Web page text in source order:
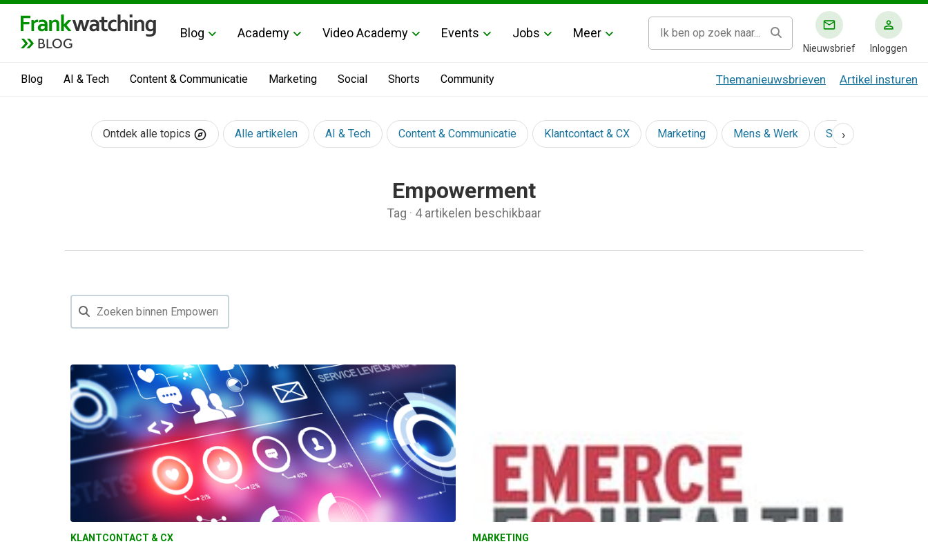
BLOG
Blog Academy Video Academy Events Jobs Meer
Nieuwsbrief Inloggen
Blog AI & Tech Content & Communicatie Marketing Social Shorts Community Themanieuwsbrieven Artikel insturen
Ontdek alle topics Alle artikelen AI & Tech Content & Communicatie Klantcontact & CX Marketing Mens & Werk Social
›
Empowerment
Tag · 4 artikelen beschikbaar
KLANTCONTACT & CX MARKETING